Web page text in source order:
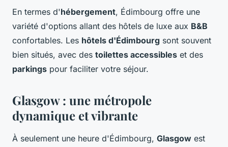
En termes d'hébergement, Édimbourg offre une
variété d'options allant des hôtels de luxe aux B&B
confortables. Les hôtels d'Édimbourg sont souvent
bien situés, avec des toilettes accessibles et des
parkings pour faciliter votre séjour.
Glasgow : une métropole
dynamique et vibrante
À seulement une heure d'Édimbourg, Glasgow est